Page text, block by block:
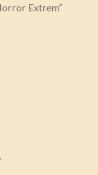
Extrem“